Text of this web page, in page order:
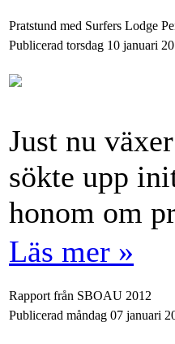
Pratstund med Surfers Lodge
Publicerad torsdag 10 januari
Just nu
sökte upp
honom om
Läs mer »
Rapport från SBOAU 2012
Publicerad måndag 07 januari